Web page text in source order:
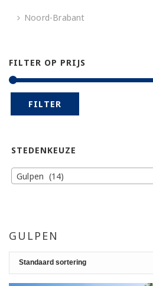
GULPEN
Noord-Brabant
FILTER OP PRIJS
FILTER
STEDENKEUZE
Gulpen (14)